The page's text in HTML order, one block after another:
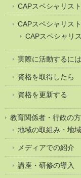
CAPスペシャリス
CAPスペシャリス
CAPスペシャリ
実際に活動するには
資格を取得したら
資格を更新する
教育関係者・行政の方
地域の取組み・地
メディアでの紹介
講座・研修の導入